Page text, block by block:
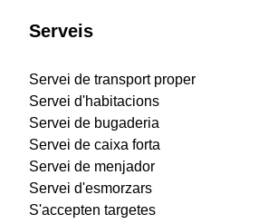
Serveis
Servei de transport proper
Servei d'habitacions
Servei de bugaderia
Servei de caixa forta
Servei de menjador
Servei d'esmorzars
S'accepten targetes